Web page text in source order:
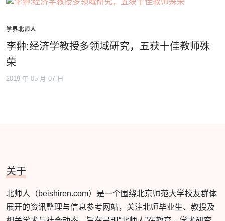
学界北师人
李翀:经济学教授多领域研究，五获十佳教师殊
荣
2019 年 05 月 07 日
关于
北师人（beishiren.com）是一个围绕北京师范大学校友群体
展开的资讯整理与信息参考网站，关注北师毕业生、教授及